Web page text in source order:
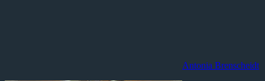
Antonia Brenscheidt